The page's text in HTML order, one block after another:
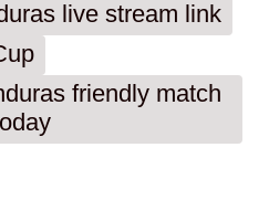
live stream link
friendly match